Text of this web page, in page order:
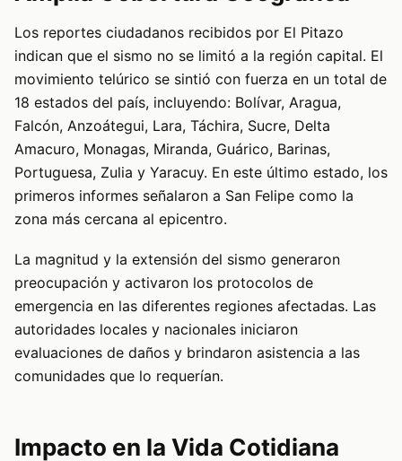
Los reportes ciudadanos recibidos por El Pitazo
indican que el sismo no se limitó a la región capital. El
movimiento telúrico se sintió con fuerza en un total de
18 estados del país, incluyendo: Bolívar, Aragua,
Falcón, Anzoátegui, Lara, Táchira, Sucre, Delta
Amacuro, Monagas, Miranda, Guárico, Barinas,
Portuguesa, Zulia y Yaracuy. En este último estado, los
primeros informes señalaron a San Felipe como la
zona más cercana al epicentro.
La magnitud y la extensión del sismo generaron
preocupación y activaron los protocolos de
emergencia en las diferentes regiones afectadas. Las
autoridades locales y nacionales iniciaron
evaluaciones de daños y brindaron asistencia a las
comunidades que lo requerían.
Impacto en la Vida Cotidiana